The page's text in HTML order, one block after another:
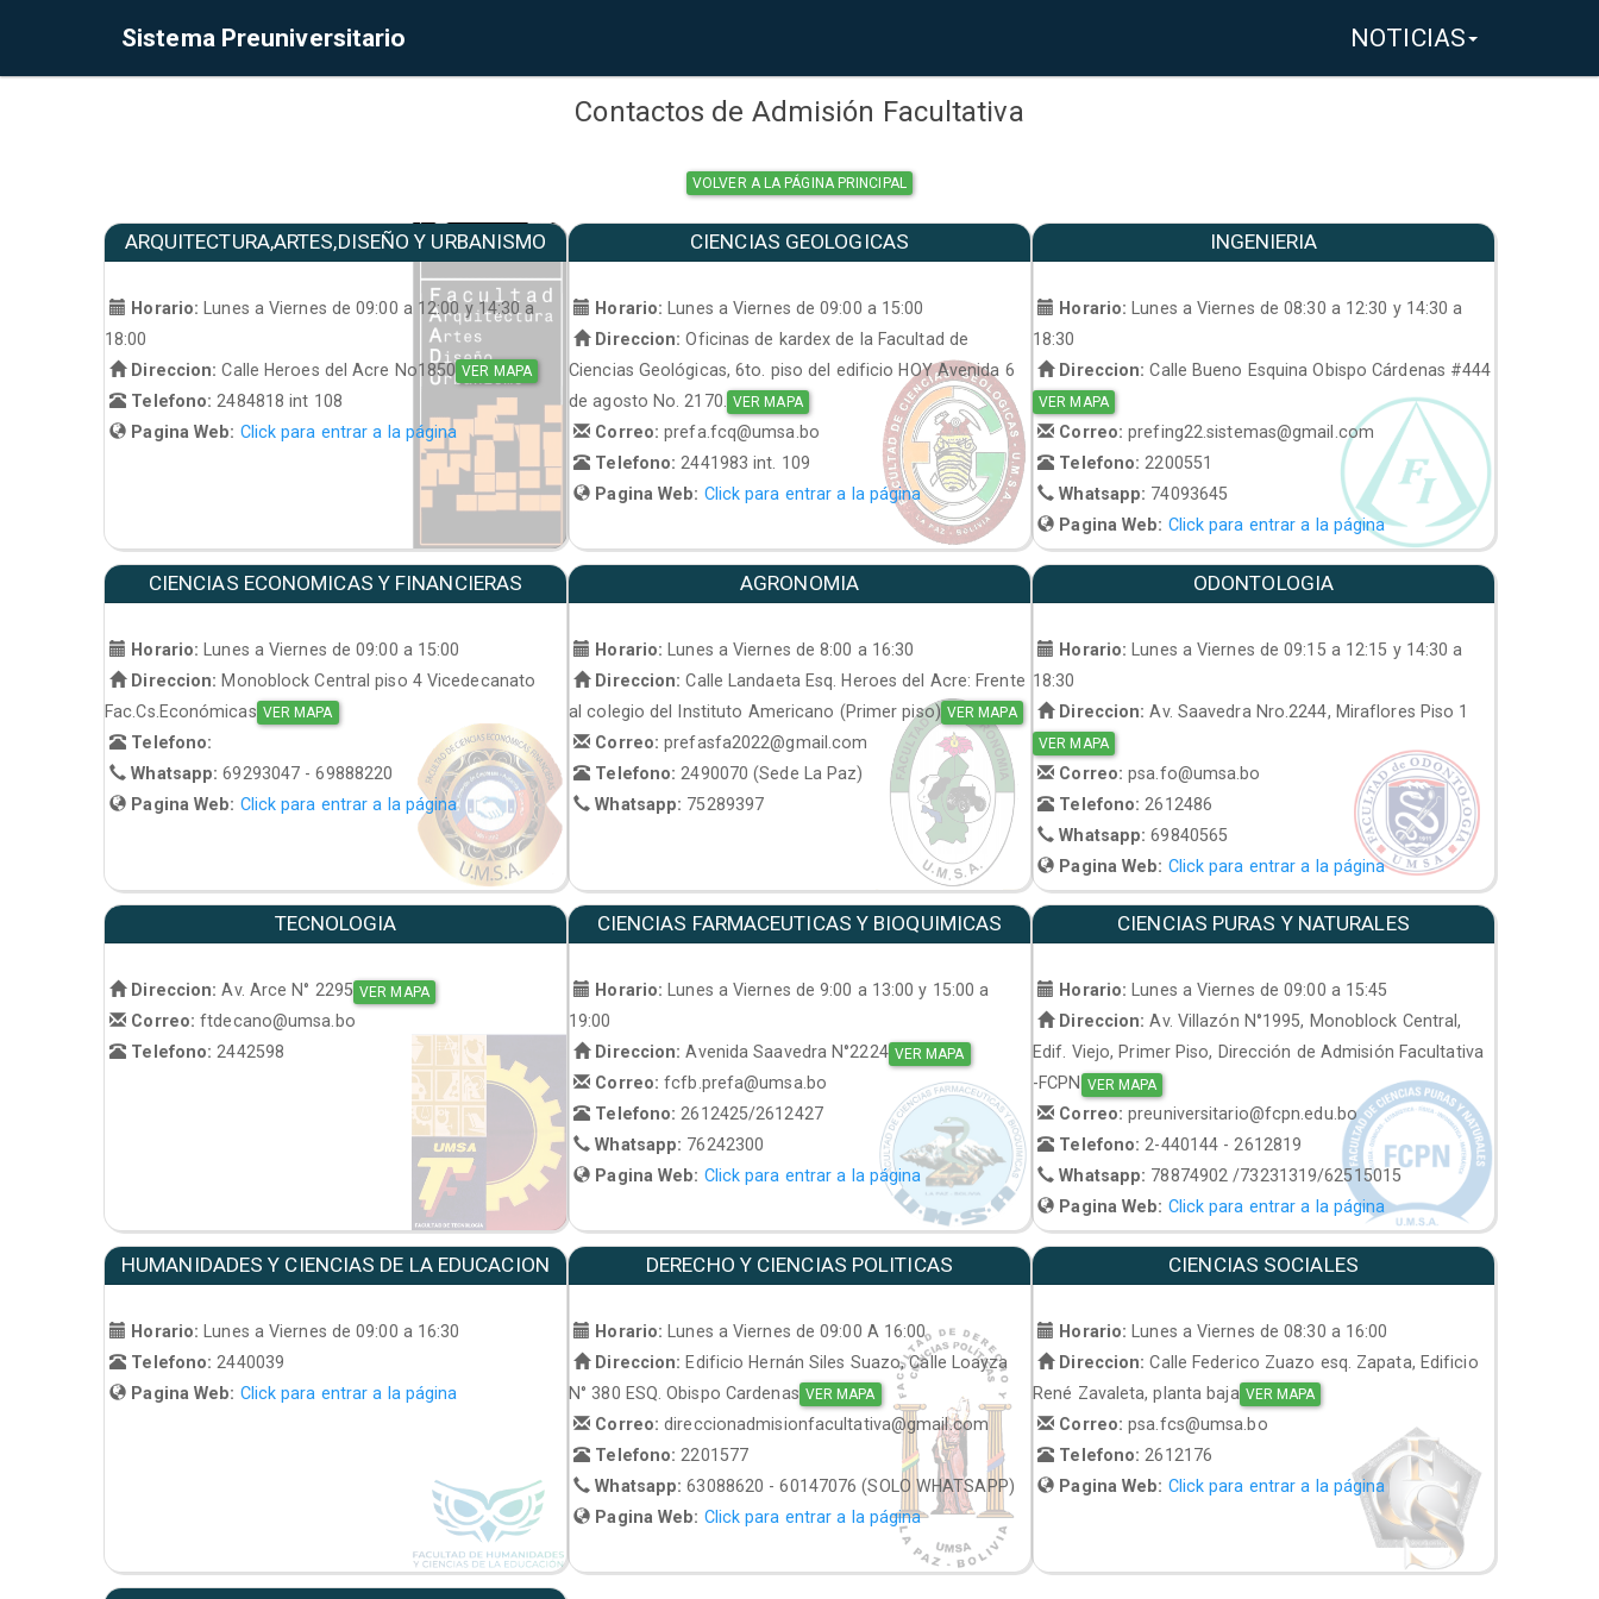
Sistema Preuniversitario NOTICIAS
Contactos de Admisión Facultativa
VOLVER A LA PÁGINA PRINCIPAL
ARQUITECTURA,ARTES,DISEÑO Y URBANISMO
Horario:
Lunes a Viernes de 09:00 a 12:00 y 14:30 a
18:00
Direccion: Calle Heroes del Acre No1850 VER MAPA
Telefono: 2484818 int 108
Pagina Web: Click para entrar a la página
CIENCIAS GEOLOGICAS
Horario:
Lunes a Viernes de 09:00 a 15:00
Direccion: Oficinas de kardex de la Facultad de
Ciencias Geológicas, 6to. piso del edificio HOY Avenida 6
de agosto No. 2170.
VER MAPA
Correo:prefa.fcq@umsa.bo
Telefono: 2441983 int. 109
Pagina Web: Click para entrar a la página
INGENIERIA
Horario:
Lunes a Viernes de 08:30 a 12:30 y 14:30 a
18:30
Direccion: Calle Bueno Esquina Obispo Cárdenas #444
VER MAPA
Correo:prefing22.sistemas@gmail.com
Telefono: 2200551
Whatsapp: 74093645
Pagina Web: Click para entrar a la página
CIENCIAS ECONOMICAS Y FINANCIERAS
Horario:
Lunes a Viernes de 09:00 a 15:00
Direccion: Monoblock Central piso 4 Vicedecanato
Fac.Cs.Económicas VER MAPA
Telefono:
Whatsapp:69293047 - 69888220
Pagina Web: Click para entrar a la página
AGRONOMIA
Horario:
Lunes a Viernes de 8:00 a 16:30
Direccion: Calle Landaeta Esq. Heroes del Acre: Frente
al colegio del Instituto Americano (Primer piso) VER MAPA
Correo:prefasfa2022@gmail.com
Telefono: 2490070 (Sede La Paz)
Whatsapp: 75289397
ODONTOLOGIA
Horario:
Lunes a Viernes de 09:15 a 12:15 y 14:30 a
18:30
Direccion: Av. Saavedra Nro.2244, Miraflores Piso 1
VER MAPA
Correo:psa.fo@umsa.bo
Telefono: 2612486
Whatsapp:69840565
Pagina Web: Click para entrar a la página
TECNOLOGIA
Direccion: Av. Arce N° 2295 VER MAPA
Correo:ftdecano@umsa.bo
Telefono:2442598
CIENCIAS FARMACEUTICAS Y BIOQUIMICAS
Horario: Lunes a Viernes de 9:00 a 13:00 y 15:00 a
19:00
Direccion: Avenida Saavedra N°2224 VER MAPA
Correo:fcfb.prefa@umsa.bo
Telefono:2612425/2612427
Whatsapp: 76242300
Pagina Web: Click para entrar a la página
CIENCIAS PURAS Y NATURALES
Horario: Lunes a Viernes de 09:00 a 15:45
Direccion: Av. Villazón N°1995, Monoblock Central,
Edif. Viejo, Primer Piso, Dirección de Admisión Facultativa
-FCPN VER MAPA
Correo:preuniversitario@fcpn.edu.bo
Telefono:2-440144 - 2612819
Whatsapp: 78874902 /73231319/62515015
Pagina Web: Click para entrar a la página
HUMANIDADES Y CIENCIAS DE LA EDUCACION
Horario:
Lunes a Viernes de 09:00 a 16:30
Telefono: 2440039
Pagina Web: Click para entrar a la página
DERECHO Y CIENCIAS POLITICAS
Horario:
Lunes a Viernes de 09:00 A 16:00
Direccion: Edificio Hernán Siles Suazo, Calle Loayza
N° 380 ESQ. Obispo Cardenas VER MAPA
Correo:direccionadmisionfacultativa@gmail.com
Telefono: 2201577
Whatsapp:63088620 - 60147076 (SOLO WHATSAPP)
Pagina Web: Click para entrar a la página
CIENCIAS SOCIALES
Horario:
Lunes a Viernes de 08:30 a 16:00
Direccion: Calle Federico Zuazo esq. Zapata, Edificio
René Zavaleta, planta baja VER MAPA
Correo:psa.fcs@umsa.bo
Telefono: 2612176
Pagina Web: Click para entrar a la página